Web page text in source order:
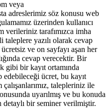
veya
adreslerimiz söz konusu web
üzerinden kullanıcı
tarafımızca imha
yazılı olarak cevap
ve on sayfayı aşan her
cevap verecektir. Bir
gibi bir kayıt ortamında
edebileceği ücret, bu kayıt
talepleriniz ile
uyarılmış ve bu konuda
bir seminer verilmiştir.